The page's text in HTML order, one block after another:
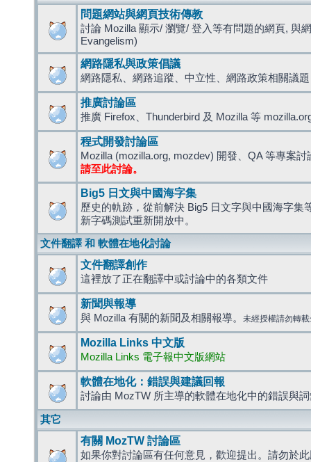
問題網站與網頁技術傳教
討論 Mozilla 顯示/ 瀏覽/ 登入等有問題的網頁, 與
Evangelism)
網路隱私與政策倡議
網路隱私、網路追蹤、中立性、網路政策相關議題
推廣討論區
推廣 Firefox、Thunderbird 及 Mozilla 等
程式開發討論區
Mozilla (mozilla.org, mozdev) 開發、QA 等專案討
請至此討論。
Big5 日文與中國海字集
歷史的軌跡，從前解決 Big5 日文字與中國海字集
新字碼測試重新開放中。
文件翻譯 和 軟體在地化討論
文件翻譯創作
這裡放了正在翻譯中或討論中的各類文件
新聞與報導
與 Mozilla 有關的新聞及相關報導。 未經授權請勿轉
Mozilla Links 中文版
Mozilla Links 電子報中文版網站
軟體在地化：錯誤與建議回報
討論由 MozTW 所主導的軟體在地化中的錯誤與
其它
有關 MozTW 討論區
如果你對討論區有任何意見，歡迎提出。請勿於